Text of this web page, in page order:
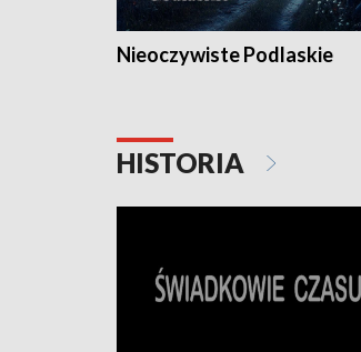
Nieoczywiste Podlaskie
HISTORIA